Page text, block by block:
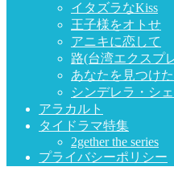
イタズラなKiss
王子様をオトせ
アニキに恋して
路(台湾エクスプ
あなたを見つけ
シンデレラ・シ
アラカルト
タイドラマ特集
2gether the series
プライバシーポリシー